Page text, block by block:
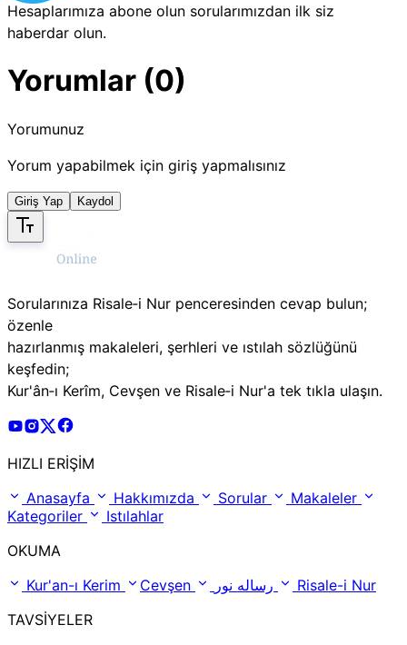
Hesaplarımıza abone olun sorularımızdan ilk siz
haberdar olun.
Yorumlar (0)
Yorumunuz
Yorum yapabilmek için giriş yapmalısınız
Giriş Yap Kaydol
Sorularınıza Risale‑i Nur penceresinden cevap bulun;
özenle
hazırlanmış makaleleri, şerhleri ve ıstılah sözlüğünü
keşfedin;
Kur'ân‑ı Kerîm, Cevşen ve Risale‑i Nur'a tek tıkla ulaşın.
Risale Online Youtube Hesabı
Risale Online Instagram Hesabı
Risale Online X Hesabı
HIZLI ERİŞİM
Anasayfa
Hakkımızda Sorular
Makaleler
Kategoriler
Istılahlar
OKUMA
Kur'an-ı Kerim
Cevşen
Risale-i Nur
TAVSİYELER